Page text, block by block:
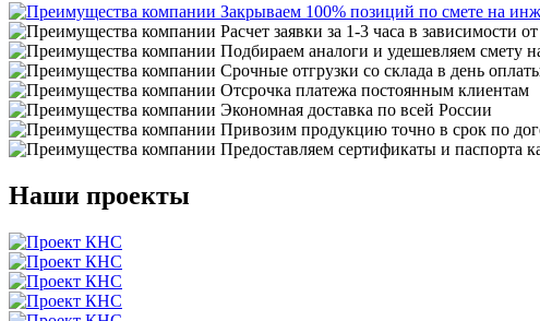
Закрываем 100% позиций по смете на
Расчет заявки за 1-3 часа в зависимости
Подбираем аналоги и удешевляем смету
Срочные отгрузки со склада в день
Отсрочка платежа постоянным клиентам
Экономная доставка по всей России
Привозим продукцию точно в срок по
Предоставляем сертификаты и паспорта
Наши проекты